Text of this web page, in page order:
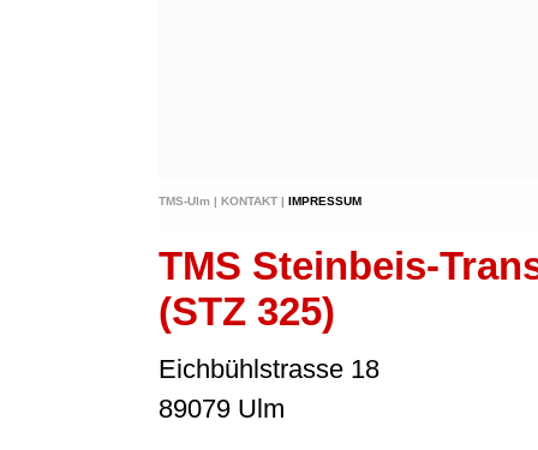
TMS-Ulm | KONTAKT | IMPRESSUM
TMS Steinbeis-
(STZ 325)
Eichbühlstrasse 18
89079 Ulm